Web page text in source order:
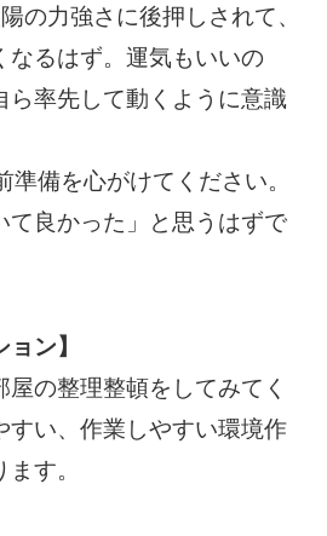
の力強さに後押しされて、
なるはず。運気もいいの
ら率先して動くように意識
備を心がけてください。
て良かった」と思うはずで
ン】
の整理整頓をしてみてく
すい、作業しやすい環境作
す。